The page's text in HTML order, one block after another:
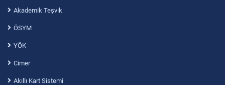
Akademik Teşvik
ÖSYM
YÖK
Cimer
Akıllı Kart Sistemi